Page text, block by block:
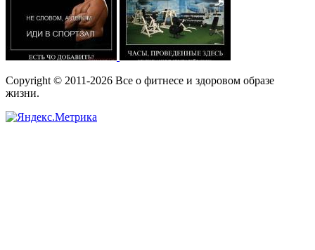
Copyright © 2011-2026 Все о фитнесе и здоровом образе
жизни.